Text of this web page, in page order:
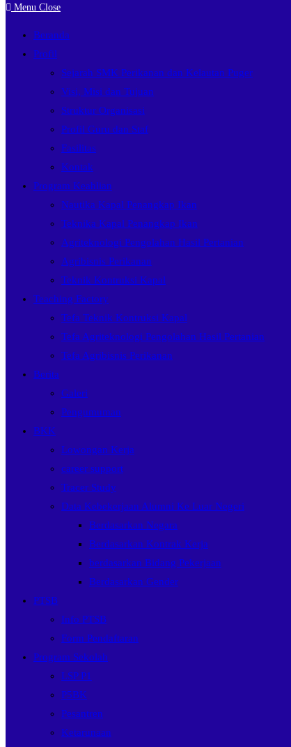
Menu Close
Beranda
Profil
Sejarah SMK Perikanan dan Kelautan Puger
Visi, Misi dan Tujuan
Struktur Organisasi
Profil Guru dan Staf
Fasilitas
Kontak
Program Keahlian
Nautika Kapal Penangkap Ikan
Teknika Kapal Penangkap Ikan
Agriteknologi Pengolahan Hasil Pertanian
Agribisnis Perikanan
Teknik Kontruksi Kapal
Teaching Factory
Tefa Teknik Kontruksi Kapal
Tefa Agriteknologi Pengolahan Hasil Pertanian
Tefa Agribisnis Perikanan
Berita
Galeri
Pengumuman
BKK
Lowongan Kerja
career support
Tracer Study
Data Kebekerjaan Alumni Ke Luar Negeri
Berdasarkan Negara
Berdasarkan Kontrak Kerja
berdasarkan Bidang Pekerjaan
Berdasarkan Gender
PTSB
Info PTSB
Form Pendaftaran
Program Sekolah
LSP P1
P5BK
Pesantren
Ketarunaan